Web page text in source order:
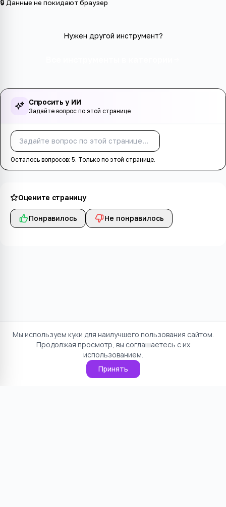
🔒 Данные не покидают браузер
Нужен другой инструмент?
Спросить у ИИ
Задайте вопрос по этой странице
Осталось вопросов: 5. Только по этой странице.
Оцените страницу
Понравилось Не понравилось
Мы используем куки для наилучшего пользования сайтом.
Продолжая просмотр, вы соглашаетесь с их
использованием.
Принять